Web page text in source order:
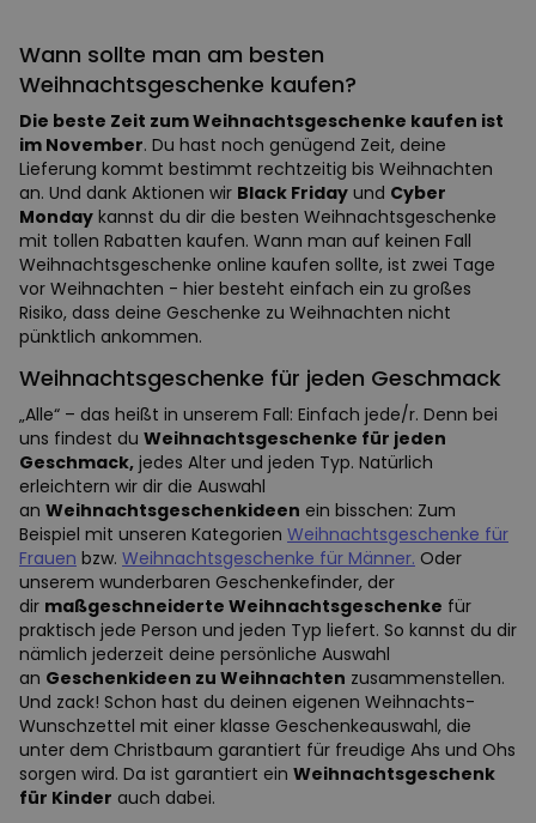
Wann sollte man am besten
Weihnachtsgeschenke kaufen?
Die beste Zeit zum Weihnachtsgeschenke kaufen ist
im November. Du hast noch genügend Zeit, deine
Lieferung kommt bestimmt rechtzeitig bis Weihnachten
an. Und dank Aktionen wir Black Friday und Cyber
Monday kannst du dir die besten Weihnachtsgeschenke
mit tollen Rabatten kaufen. Wann man auf keinen Fall
Weihnachtsgeschenke online kaufen sollte, ist zwei Tage
vor Weihnachten - hier besteht einfach ein zu großes
Risiko, dass deine Geschenke zu Weihnachten nicht
pünktlich ankommen.
Weihnachtsgeschenke für jeden Geschmack
„Alle“ – das heißt in unserem Fall: Einfach jede/r. Denn bei
uns findest du Weihnachtsgeschenke für jeden
Geschmack, jedes Alter und jeden Typ. Natürlich
erleichtern wir dir die Auswahl
an Weihnachtsgeschenkideen ein bisschen: Zum
Beispiel mit unseren Kategorien Weihnachtsgeschenke für
Frauen bzw. Weihnachtsgeschenke für Männer. Oder
unserem wunderbaren Geschenkefinder, der
dir maßgeschneiderte Weihnachtsgeschenke für
praktisch jede Person und jeden Typ liefert. So kannst du dir
nämlich jederzeit deine persönliche Auswahl
an Geschenkideen zu Weihnachten zusammenstellen.
Und zack! Schon hast du deinen eigenen Weihnachts-
Wunschzettel mit einer klasse Geschenkeauswahl, die
unter dem Christbaum garantiert für freudige Ahs und Ohs
sorgen wird. Da ist garantiert ein Weihnachtsgeschenk
für Kinder auch dabei.